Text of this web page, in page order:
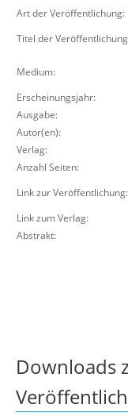
Über
Suche
Art der Veröffentlichung:
Titel der
Medium:
Erscheinungsjahr:
Ausgabe:
Autor(en):
Verlag:
Anzahl Seiten:
Link zur Veröffentlichung:
Link zum Verlag:
Abstrakt:
Downloads